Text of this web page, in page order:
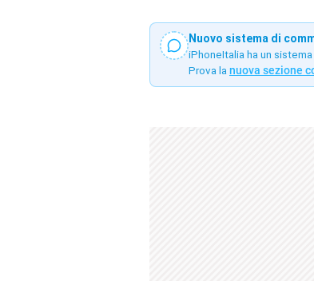
Nuovo sistema di
iPhoneItalia ha un
Prova la nuova sezione